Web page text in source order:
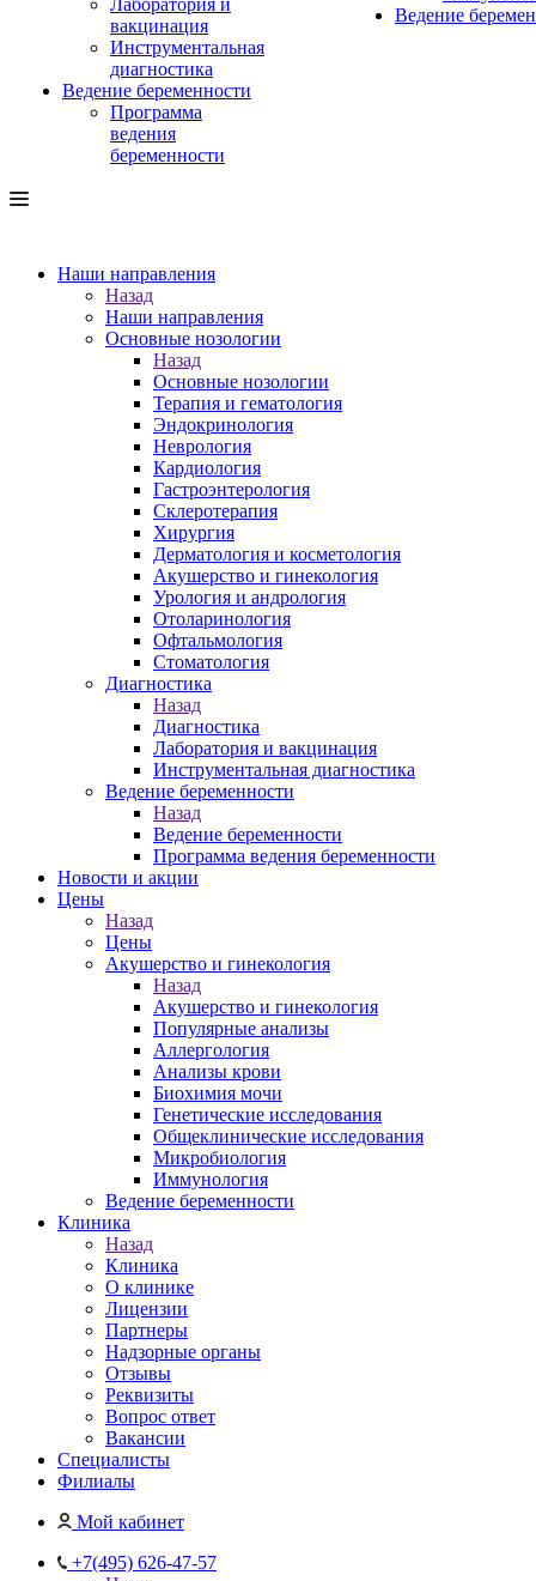
Лаборатория и
вакцинация
Инструментальная
диагностика
Ведение беременности
Программа
ведения
беременности
Ведение
Наши направления
Назад
Наши направления
Основные нозологии
Назад
Основные нозологии
Терапия и гематология
Эндокринология
Неврология
Кардиология
Гастроэнтерология
Склеротерапия
Хирургия
Дерматология и косметология
Акушерство и гинекология
Урология и андрология
Отоларинология
Офтальмология
Стоматология
Диагностика
Назад
Диагностика
Лаборатория и вакцинация
Инструментальная диагностика
Ведение беременности
Назад
Ведение беременности
Программа ведения беременности
Новости и акции
Цены
Назад
Цены
Акушерство и гинекология
Назад
Акушерство и гинекология
Популярные анализы
Аллергология
Анализы крови
Биохимия мочи
Генетические исследования
Общеклинические исследования
Микробиология
Иммунология
Ведение беременности
Клиника
Назад
Клиника
О клинике
Лицензии
Партнеры
Надзорные органы
Отзывы
Реквизиты
Вопрос ответ
Вакансии
Специалисты
Филиалы
Мой кабинет
+7(495) 626-47-57